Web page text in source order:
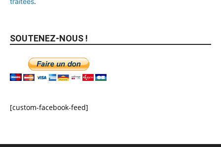
SOUTENEZ-NOUS !
[custom-facebook-feed]